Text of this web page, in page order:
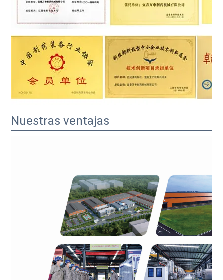
Nuestras ventajas